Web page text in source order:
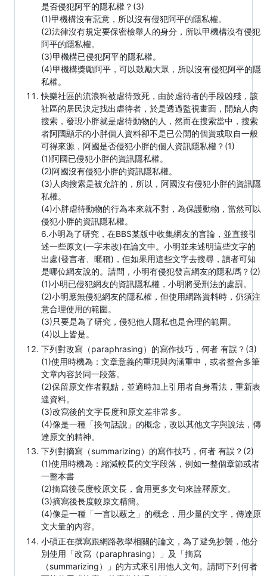
是否侵犯阿平的隱私權？(3)
(1)甲機構沒有惡意，所以沒有侵犯阿平的隱私權。
(2)法律沒有規定要保密檢舉人的身分，所以甲機構沒有侵犯
阿平的隱私權。
(3)甲機構已侵犯阿平的隱私權。
(4)甲機構獎勵阿平，可以鼓勵大眾，所以沒有侵犯阿平的隱
私權。
快樂社區的流浪狗被虐待致死，由於虐待者的手段凶殘，該
社區的居民決定找出虐待者，於是透過監視畫面，開始人肉
搜索，發現小胖就是虐待動物的人，然而在搜索當中，搜索
者阿國顯示的小胖個人資料卻不是已公開的個資或取自一般
可得來源，阿國是否侵犯小胖的個人資訊隱私權？(1)
(1)阿國已侵犯小胖的資訊隱私權。
(2)阿國沒有侵犯小胖的資訊隱私權。
(3)人肉搜索是被允許的，所以，阿國沒有侵犯小胖的資訊隱
私權。
(4)小胖虐待動物的行為本來就不對，為保護動物，當然可以
侵犯小胖的資訊隱私權。
6.小明為了研究，在BBS某版中收集網友的言論，並直接引
述一些原文(一字未改)在論文中。小明並未述明這些文字的
出處(發言者、暱稱)，但如果用這些文字去搜尋，讀者可知
是哪位網友說的。請問，小明有侵犯發言網友的隱私嗎？(2)
(1)小明已侵犯網友的資訊隱私權，小明將受刑法的處罰。
(2)小明應無侵犯網友的隱私權，但使用網路資料時，仍須注
意合理使用的範圍。
(3)只要是為了研究，侵犯他人隱私也是合理的範圍。
(4)以上皆是。
下列對改寫（paraphrasing）的寫作技巧，何者 有誤？(3)
(1)使用時機為：文章意義的重現與內涵重申，或者整合多筆
文章內容於同一段落。
(2)保留原文作者觀點，並適時加上引用者自身看法，重新表
達資料。
(3)改寫後的文字長度和原文差非常多。
(4)像是一種「換句話說」的概念，改以其他文字與說法，傳
達原文的精神。
下列對摘寫（summarizing）的寫作技巧，何者 有誤？(2)
(1)使用時機為：縮減較長的文字段落，例如一整個章節或者
一整本書
(2)摘寫後長度較原文長，會用更多文句來詮釋原文。
(3)摘寫後長度較原文精簡。
(4)像是一種「一言以蔽之」的概念，用少量的文字，傳達原
文大量的內容。
小碩正在撰寫跟網路教學相關的論文，為了避免抄襲，他分
別使用「改寫（paraphrasing）」及「摘寫
（summarizing）」的方式來引用他人文句。請問下列何者